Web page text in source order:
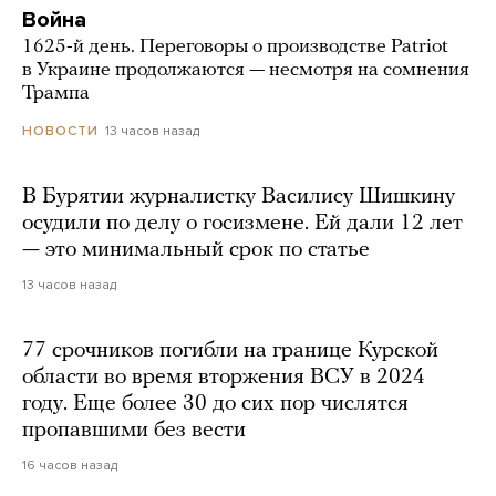
Война
1625-й день. Переговоры о производстве Patriot
в Украине продолжаются — несмотря на сомнения
Трампа
НОВОСТИ 13 часов назад
В Бурятии журналистку Василису Шишкину
осудили по делу о госизмене. Ей дали 12 лет
— это минимальный срок по статье
13 часов назад
77 срочников погибли на границе Курской
области во время вторжения ВСУ в 2024
году. Еще более 30 до сих пор числятся
пропавшими без вести
16 часов назад